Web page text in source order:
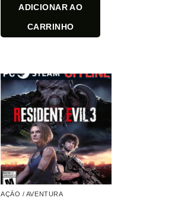
ADICIONAR AO
CARRINHO
AÇÃO / AVENTURA